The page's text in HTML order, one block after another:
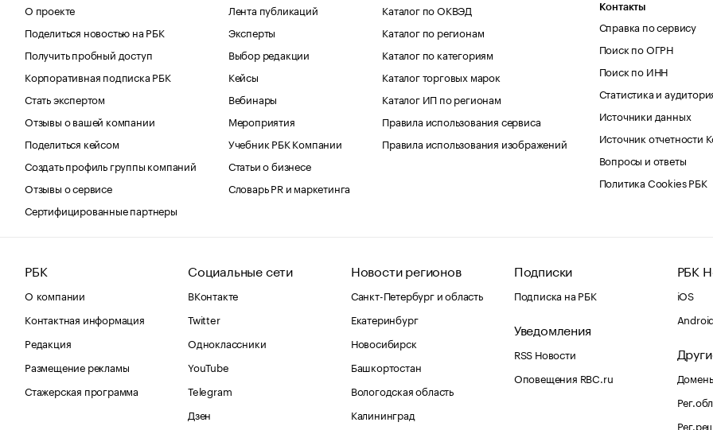
О проекте
Поделиться новостью на РБК
Получить пробный доступ
Корпоративная подписка РБК
Стать экспертом
Отзывы о вашей компании
Поделиться кейсом
Создать профиль группы компаний
Отзывы о сервисе
Сертифицированные партнеры
Лента публикаций
Эксперты
Выбор редакции
Кейсы
Вебинары
Мероприятия
Учебник РБК Компании
Статьи о бизнесе
Словарь PR и маркетинга
Каталог по ОКВЭД
Каталог по регионам
Каталог по категориям
Каталог торговых марок
Каталог ИП по регионам
Правила использования сервиса
Правила использования изображений
Контакты
Справка по сервису
Поиск по ОГРН
Поиск по ИНН
Статистика и
Источники данных
Источник отчетности
Вопросы и ответы
Политика Cookies РБК
РБК
О компании
Контактная информация
Редакция
Размещение рекламы
Стажерская программа
Социальные сети
ВКонтакте
Twitter
Одноклассники
YouTube
Telegram
Дзен
Новости регионов
Санкт-Петербург и область
Екатеринбург
Новосибирск
Башкортостан
Вологодская область
Калининград
Подписки
Подписка на РБК
Уведомления
RSS Новости
Оповещения RBC.ru
РБК
iOS